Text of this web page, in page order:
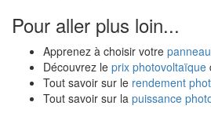
Pour aller plus loin...
Apprenez à choisir votre
Découvrez le prix photovoltaïque
Tout savoir sur le rendement
Tout savoir sur la puissance